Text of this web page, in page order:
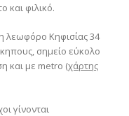
και φιλικό.
λεωφόρο Κηφισίας 34
σημείο εύκολο
και με metro (χάρτης
γίνονται